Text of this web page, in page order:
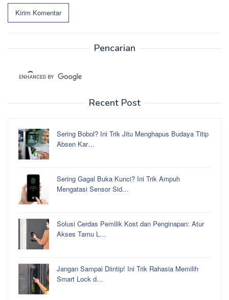
Pencarian
Recent Post
Sering Bobol? Ini Trik Jitu Menghapus Budaya Titip
Absen Kar…
Sering Gagal Buka Kunci? Ini Trik Ampuh
Mengatasi Sensor Sid…
Solusi Cerdas Pemilik Kost dan Penginapan: Atur
Akses Tamu L…
Jangan Sampai Diintip! Ini Trik Rahasia Memilih
Smart Lock d…